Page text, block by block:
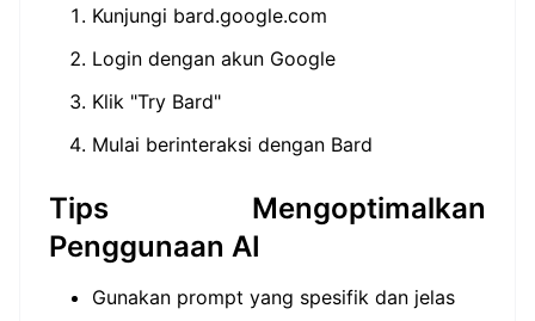
Kunjungi bard.google.com
Login dengan akun Google
Klik "Try Bard"
Mulai berinteraksi dengan Bard
Tips Mengoptimalkan
Penggunaan AI
Gunakan prompt yang spesifik dan jelas